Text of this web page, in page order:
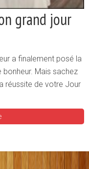
grand jour
a finalement posé la
Mais sachez
réussite de votre Jour